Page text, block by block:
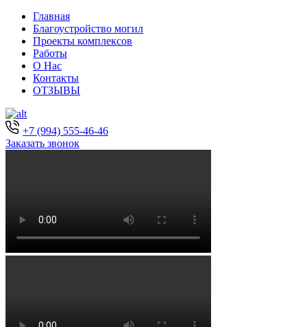
Главная
Благоустройство могил
Проекты комплексов
Работы
О Нас
Контакты
ОТЗЫВЫ
+7 (994) 555-46-46
Заказать звонок